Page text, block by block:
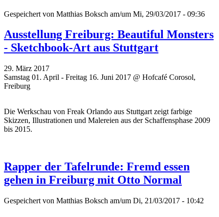
Gespeichert von Matthias Boksch am/um Mi, 29/03/2017 - 09:36
Ausstellung Freiburg: Beautiful Monsters
- Sketchbook-Art aus Stuttgart
29. März 2017
Samstag 01. April - Freitag 16. Juni 2017 @ Hofcafé Corosol,
Freiburg
Die Werkschau von Freak Orlando aus Stuttgart zeigt farbige
Skizzen, Illustrationen und Malereien aus der Schaffensphase 2009
bis 2015.
Rapper der Tafelrunde: Fremd essen
gehen in Freiburg mit Otto Normal
Gespeichert von Matthias Boksch am/um Di, 21/03/2017 - 10:42